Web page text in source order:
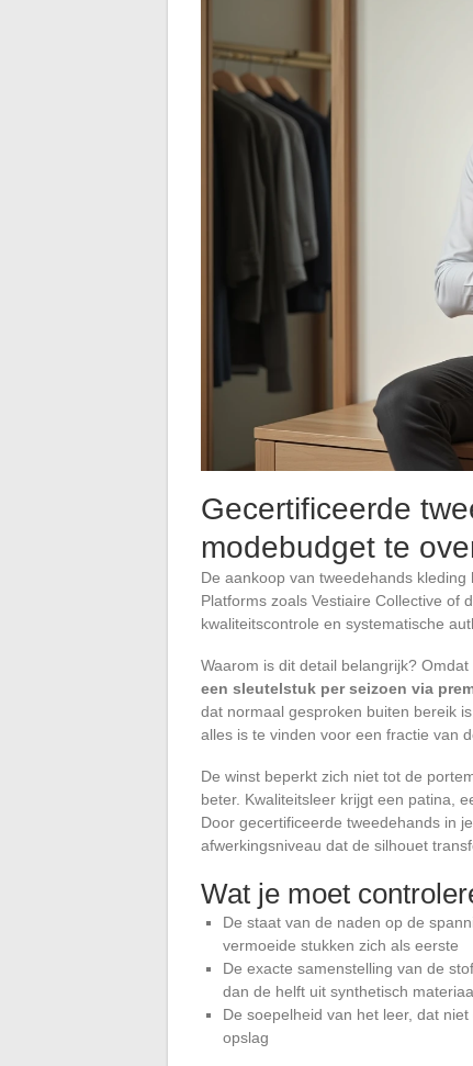
Gecertificeerde
modebudget te
De aankoop van tweedehands
Platforms zoals Vestiaire Collective of
kwaliteitscontrole en systematische
Waarom is dit detail belangrijk?
een sleutelstuk per seizoen via
dat normaal gesproken buiten bereik
alles is te vinden voor een fractie van
De winst beperkt zich niet tot de
beter. Kwaliteitsleer krijgt een patina,
Door gecertificeerde tweedehands in
afwerkingsniveau dat de silhouet
Wat je moet
De staat van de naden op de
vermoeide stukken zich als eerste
De exacte samenstelling van de
dan de helft uit synthetisch
De soepelheid van het leer, dat
opslag